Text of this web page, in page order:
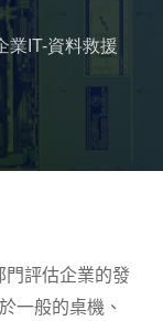
業IT-資料救援
門評估企業的發
一般的桌機、